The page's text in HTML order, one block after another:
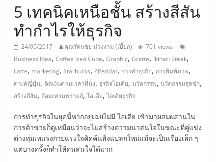
เอ
ส
เอ็
มอี
ไทย,
SMEs,
5 เทคนิคเหนือชั้น สร้างสีสัน
ทำกำไรให้ธุรกิจ
24/05/2017 คุณรัตนชัย ม่วงงาม (เปี๊ยก)
701 views
Business Idea,Coffee Iced Cube,Graphic,Gratte, Ikinari Steak,
Latte, marketing,Starbucks,Ziferblat, การทำธุรกิจ, การพิมพ์ภาพ,
คาเฟ่ญี่ปุ่น, คิดเงินตามเวลาที่นั่ง, ธุรกิจไอเดีย,นวัตกรรม,นวัตกรรมสุดขำ,
สร้างสีสัน, ส้อมเฟรนฟรายส์,ไอเดีย,ไอเดียธุรกิจ
การทำธุรกิจในยุคนี้หากอยู่เฉยไม่มี ไอเดีย เข้ามาผสมผสานใน
การค้าขายก็ดูเหมือนว่าจะไม่สร้างความน่าสนใจในขณะที่คู่แข่ง
ต่างทุ่มเทแรงกายแรงใจคิดค้นสิ่งแปลกใหม่แม้จะเป็นเรื่องเล็ก ๆ
แต่บางครั้งก็ทำให้คนสนใจได้มาก